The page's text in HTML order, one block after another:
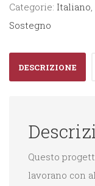
quantità
Categorie: Italiano,
Sostegno
DESCRIZIONE
Questo
lavorano con